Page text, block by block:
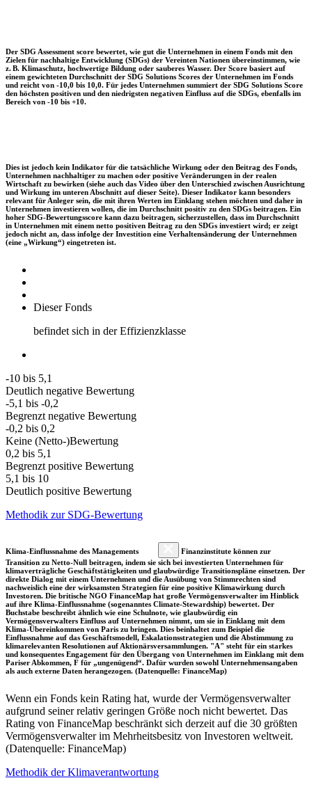
Der SDG Assessment score bewertet, wie gut die Unternehmen in einem Fonds mit den
Zielen für nachhaltige Entwicklung (SDGs) der Vereinten Nationen übereinstimmen, wie
z. B. Klimaschutz, hochwertige Bildung oder sauberes Wasser. Der Score basiert auf
einem gewichteten Durchschnitt der SDG Solutions Scores der Unternehmen im Fonds
und reicht von -10,0 bis 10,0. Für jedes Unternehmen summiert der SDG Solutions Score
den höchsten positiven und den niedrigsten negativen Einfluss auf die SDGs, ebenfalls im
Bereich von -10 bis +10.
Dies ist jedoch kein Indikator für die tatsächliche Wirkung oder den Beitrag des Fonds,
Unternehmen nachhaltiger zu machen oder positive Veränderungen in der realen
Wirtschaft zu bewirken (siehe auch das Video über den Unterschied zwischen Ausrichtung
und Wirkung im unteren Abschnitt auf dieser Seite). Dieser Indikator kann besonders
relevant für Anleger sein, die mit ihren Werten im Einklang stehen möchten und daher in
Unternehmen investieren wollen, die im Durchschnitt positiv zu den SDGs beitragen. Ein
hoher SDG-Bewertungsscore kann dazu beitragen, sicherzustellen, dass im Durchschnitt
in Unternehmen mit einem netto positiven Beitrag zu den SDGs investiert wird; er zeigt
jedoch nicht an, dass infolge der Investition eine Verhaltensänderung der Unternehmen
(eine „Wirkung“) eingetreten ist.
Dieser Fonds
befindet sich in der Effizienzklasse
-10 bis 5,1
Deutlich negative Bewertung
-5,1 bis -0,2
Begrenzt negative Bewertung
-0,2 bis 0,2
Keine (Netto-)Bewertung
0,2 bis 5,1
Begrenzt positive Bewertung
5,1 bis 10
Deutlich positive Bewertung
Methodik zur SDG-Bewertung
Klima-Einflussnahme des Managements
Finanzinstitute können zur
Transition zu Netto-Null beitragen, indem sie sich bei investierten Unternehmen für
klimaverträgliche Geschäftstätigkeiten und glaubwürdige Transitionspläne einsetzen. Der
direkte Dialog mit einem Unternehmen und die Ausübung von Stimmrechten sind
nachweislich eine der wirksamsten Strategien für eine positive Klimawirkung durch
Investoren. Die britische NGO FinanceMap hat große Vermögensverwalter im Hinblick
auf ihre Klima-Einflussnahme (sogenanntes Climate-Stewardship) bewertet. Der
Buchstabe beschreibt ähnlich wie eine Schulnote, wie glaubwürdig ein
Vermögensverwalters Einfluss auf Unternehmen nimmt, um sie in Einklang mit dem
Klima-Übereinkommen von Paris zu bringen. Dies beinhaltet zum Beispiel die
Einflussnahme auf das Geschäftsmodell, Eskalationsstrategien und die Abstimmung zu
klimarelevanten Resolutionen auf Aktionärsversammlungen. "A" steht für ein starkes
und konsequentes Engagement für den Übergang von Unternehmen im Einklang mit dem
Pariser Abkommen, F für „ungenügend“. Dafür wurden sowohl Unternehmensangaben
als auch externe Daten herangezogen. (Datenquelle: FinanceMap)
Wenn ein Fonds kein Rating hat, wurde der Vermögensverwalter
aufgrund seiner relativ geringen Größe noch nicht bewertet. Das
Rating von FinanceMap beschränkt sich derzeit auf die 30 größten
Vermögensverwalter im Mehrheitsbesitz von Investoren weltweit.
(Datenquelle: FinanceMap)
Methodik der Klimaverantwortung